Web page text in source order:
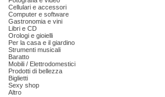
Cellulari e accessori
Computer e software
Gastronomia e vini
Libri e CD
Orologi e gioielli
Per la casa e il giardino
Strumenti musicali
Baratto
Mobili / Elettrodomestici
Prodotti di bellezza
Biglietti
Sexy shop
Altro